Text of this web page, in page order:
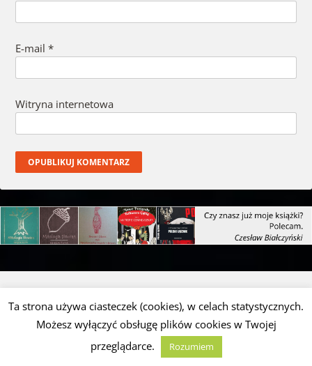
E-mail *
Witryna internetowa
Szukaj
ZAPRENUMERUJ TEN BLOG
Ta strona używa ciasteczek (cookies), w celach statystycznych.
Możesz wyłączyć obsługę plików cookies w Twojej
przeglądarce.
Rozumiem